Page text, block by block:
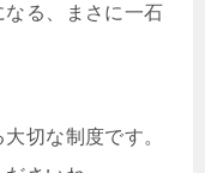
る、まさに一石
切な制度です。